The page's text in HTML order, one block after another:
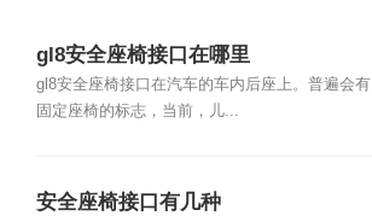
gl8安全座椅接口在哪里
gl8安全座椅接口在汽车的车内后座上。普遍会有
固定座椅的标志，当前，儿...
安全座椅接口有几种